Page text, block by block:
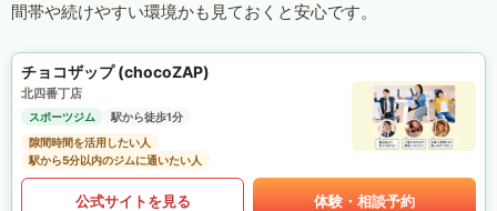
間帯や続けやすい環境かも見ておくと安心です。
チョコザップ (chocoZAP)
北四番丁店
スポーツジム
駅から徒歩1分
隙間時間を活用したい人
駅から5分以内のジムに通いたい人
公式サイトを見る 体験・相談予約